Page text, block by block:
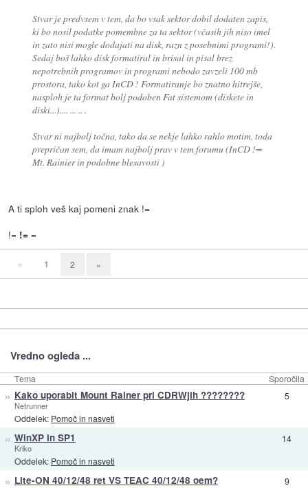
Stvar je predvsem v tem, da bo vsak sektor dobil dodaten zapis,
ki bo nosil podatke pomembne za ta sektor (včasih jih niso imel
in zato nisi mogle dodajati na disk, razn z posebnimi programi!).
Sedaj boš lahko disk formatiral in brisal in pisal brez
nepotrebnih programov in programi nebodo zavzeli 100 mb
prostora, tako kot ga InCD ! Formatiranje bo znatno hitrejše,
nasploh je ta format bolj podoben Fat sistemom (diskete in
diski...).... ... .. .
Stvar ni najbolj točna, tako da se nekje lahko rahlo motim, toda
prepričan sem, da imam najbolj prav v tem forumu (InCD !=
Mt. Rainier in podobne blesavosti )
A ti sploh veš kaj pomeni znak !=
!= != =
« 1 2 »
Vredno ogleda ...
Tema Sporočila
» Kako uporabit Mount Rainer pri CDRWjih ????????
Netrunner
Oddelek: Pomoč in nasveti
5
» WinXP in SP1
Kriko
Oddelek: Pomoč in nasveti
14
» Lite-ON 40/12/48 ret VS TEAC 40/12/48 oem? 9